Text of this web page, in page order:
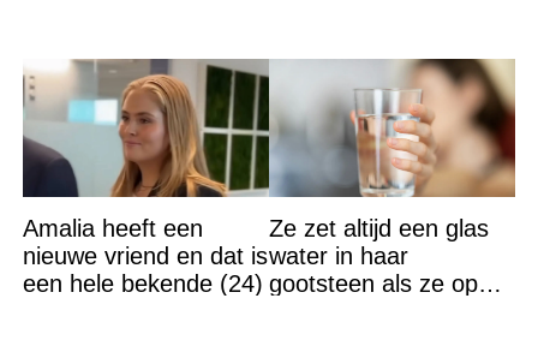
Amalia heeft een
nieuwe vriend en dat is
een hele bekende (24)
Ze zet altijd een glas
water in haar
gootsteen als ze op